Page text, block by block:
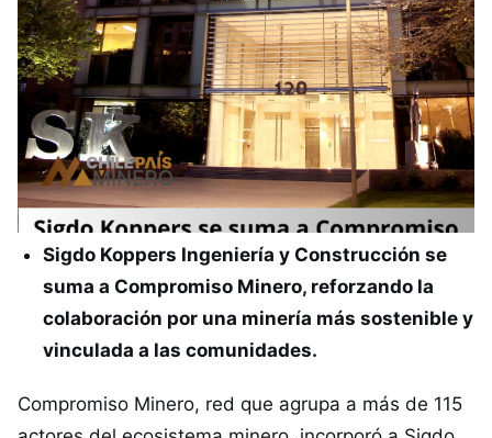
Sigdo Koppers Ingeniería y Construcción se
suma a Compromiso Minero, reforzando la
colaboración por una minería más sostenible y
vinculada a las comunidades.
Compromiso Minero, red que agrupa a más de 115